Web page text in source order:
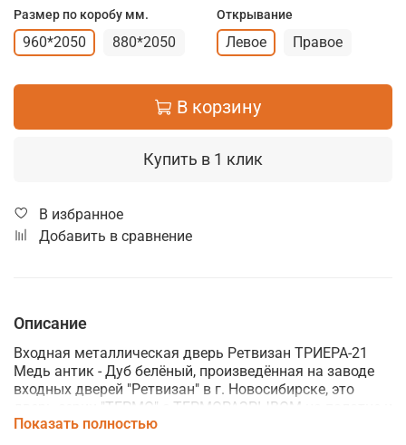
Размер по коробу мм.
960*2050 880*2050
Открывание
Левое Правое
В корзину
Купить в 1 клик
В избранное
Добавить в сравнение
Описание
Входная металлическая дверь Ретвизан ТРИЕРА-21
Медь антик - Дуб белёный, произведённая на заводе
входных дверей "Ретвизан" в г. Новосибирске, это
верь серии "ТЕРМО" с ТЕРМОРАЗРЫВОМ на полотне и
коробе.
Показать полностью